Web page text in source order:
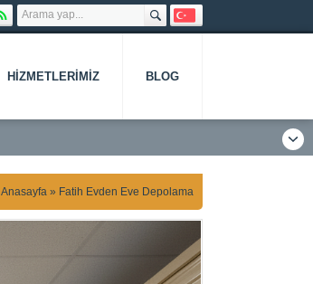
HIZMETLERIMIZ BLOG
Anasayfa » Fatih Evden Eve Depolama